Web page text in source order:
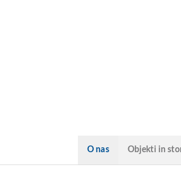
O nas Objekti in